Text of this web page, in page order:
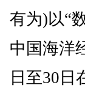
有为)以“
中国海洋
日至30日